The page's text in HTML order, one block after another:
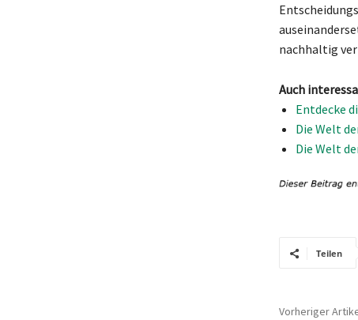
nachhaltig
Auch
Entdecke
Die Welt
Die Welt
Teilen
Vorheriger